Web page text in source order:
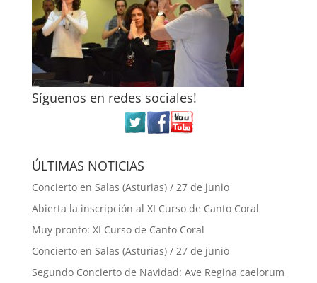
Síguenos en redes sociales!
ÚLTIMAS NOTICIAS
Concierto en Salas (Asturias) / 27 de junio
Abierta la inscripción al XI Curso de Canto Coral
Muy pronto: XI Curso de Canto Coral
Concierto en Salas (Asturias) / 27 de junio
Segundo Concierto de Navidad: Ave Regina caelorum